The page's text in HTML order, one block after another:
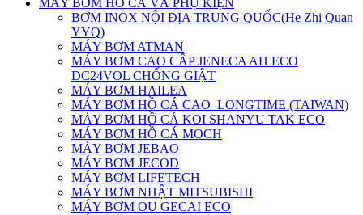
MÁY BƠM HỒ CÁ VÀ PHỤ KIỆN
BƠM INOX NỘI ĐỊA TRUNG QUỐC(He Zhi Quan
YYQ)
MÁY BƠM ATMAN
MÁY BƠM CAO CẤP JENECA AH ECO
DC24VOL CHỐNG GIẬT
MÁY BƠM HAILEA
MÁY BƠM HỒ CÁ CAO_LONGTIME (TAIWAN)
MÁY BƠM HỒ CÁ KOI SHANYU TAK ECO
MÁY BƠM HỒ CÁ MOCH
MÁY BƠM JEBAO
MÁY BƠM JECOD
MÁY BƠM LIFETECH
MÁY BƠM NHẬT MITSUBISHI
MÁY BƠM OU GECAI ECO